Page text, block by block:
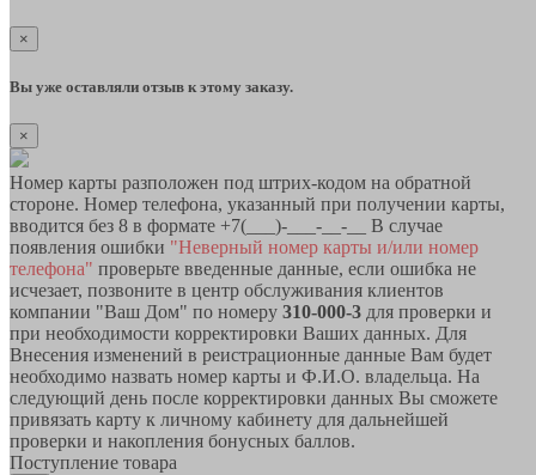
×
Вы уже оставляли отзыв к этому заказу.
×
Номер карты разположен под штрих-кодом на обратной
стороне. Номер телефона, указанный при получении карты,
вводится без 8 в формате +7(___)-___-__-__ В случае
появления ошибки "Неверный номер карты и/или номер
телефона" проверьте введенные данные, если ошибка не
исчезает, позвоните в центр обслуживания клиентов
компании "Ваш Дом" по номеру 310-000-3 для проверки и
при необходимости корректировки Ваших данных. Для
Внесения изменений в реистрационные данные Вам будет
необходимо назвать номер карты и Ф.И.О. владельца. На
следующий день после корректировки данных Вы сможете
привязать карту к личному кабинету для дальнейшей
проверки и накопления бонусных баллов.
Поступление товара